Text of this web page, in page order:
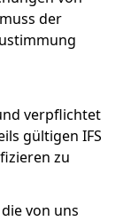
der
verpflichtet
gültigen IFS
zu
von uns